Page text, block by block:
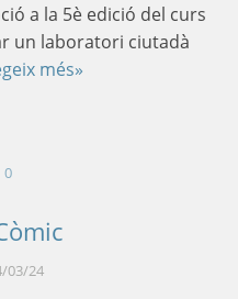
a la 5è edició del curs
un laboratori ciutadà
més»
0
03/24